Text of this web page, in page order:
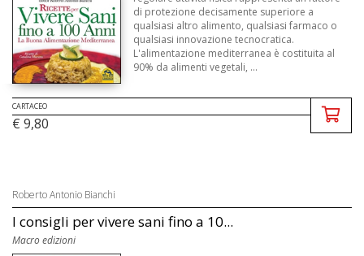
di protezione decisamente superiore a
qualsiasi altro alimento, qualsiasi farmaco o
qualsiasi innovazione tecnocratica.
L'alimentazione mediterranea è costituita al
90% da alimenti vegetali, ...
CARTACEO
€ 9,80
Roberto Antonio Bianchi
I consigli per vivere sani fino a 10...
Macro edizioni